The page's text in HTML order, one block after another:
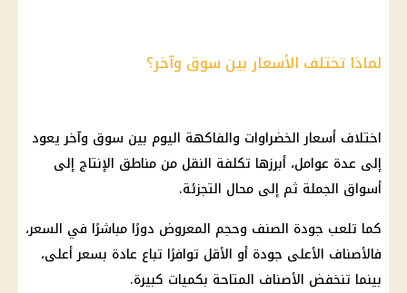
لماذا تختلف الأسعار بين سوق وآخر؟
اختلاف أسعار الخضراوات والفاكهة اليوم بين سوق وآخر يعود
إلى عدة عوامل، أبرزها تكلفة النقل من مناطق الإنتاج إلى
أسواق الجملة ثم إلى محال التجزئة.
كما تلعب جودة الصنف وحجم المعروض دورًا مباشرًا في السعر،
فالأصناف الأعلى جودة أو الأقل توافرًا تباع عادة بسعر أعلى،
بينما تنخفض الأصناف المتاحة بكميات كبيرة.